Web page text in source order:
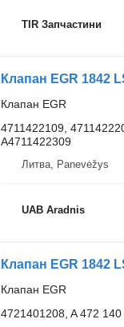
TIR Запчастини
Клапан EGR 1842
Клапан EGR
4711422109,
A4711422309
Литва, Panevėžys
UAB Aradnis
Клапан EGR 1842
Клапан EGR
4721401208, A 472